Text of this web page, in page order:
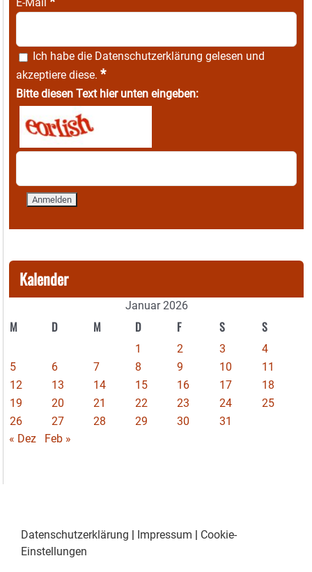
Ich habe die Datenschutzerklärung gelesen und
akzeptiere diese. *
Bitte diesen Text hier unten eingeben:
Kalender
Januar 2026
M D M D F S S
1 2 3
4
5
6 7 8 9 10
11
12
13 14 15 16 17
18
19
20 21 22 23 24
25
26
27 28 29 30
31
« Dez
Feb »
Datenschutzerklärung Impressum
Cookie-
Einstellungen